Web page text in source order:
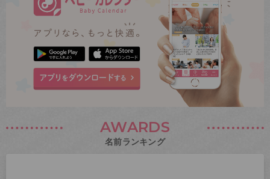
AWARDS
名前ランキング